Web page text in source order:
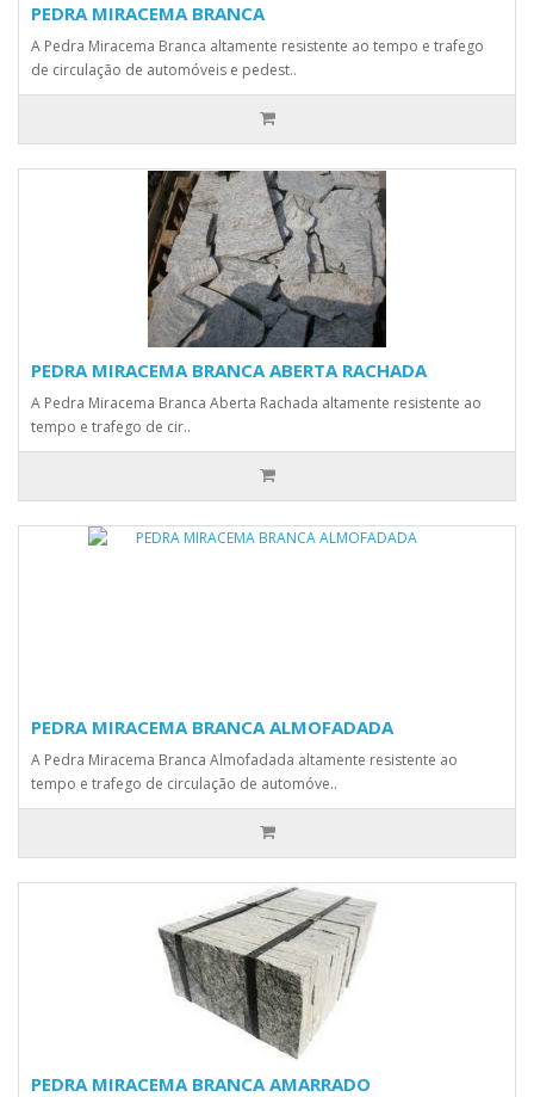
PEDRA MIRACEMA BRANCA
A Pedra Miracema Branca altamente resistente ao tempo e trafego
de circulação de automóveis e pedest..
PEDRA MIRACEMA BRANCA ABERTA RACHADA
A Pedra Miracema Branca Aberta Rachada altamente resistente ao
tempo e trafego de cir..
PEDRA MIRACEMA BRANCA ALMOFADADA
A Pedra Miracema Branca Almofadada altamente resistente ao
tempo e trafego de circulação de automóve..
PEDRA MIRACEMA BRANCA AMARRADO